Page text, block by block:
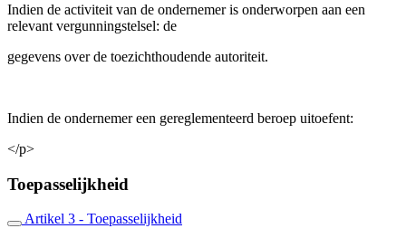
Indien de activiteit van de ondernemer is onderworpen aan een
relevant vergunningstelsel: de
gegevens over de toezichthoudende autoriteit.
Indien de ondernemer een gereglementeerd beroep uitoefent:
</p>
Toepasselijkheid
Artikel 3 - Toepasselijkheid